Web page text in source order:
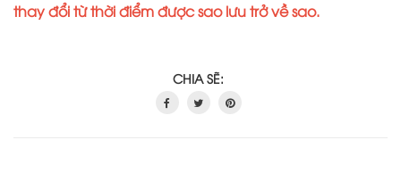
thay đổi từ thời điểm được sao lưu trở về sao.
CHIA SẼ: